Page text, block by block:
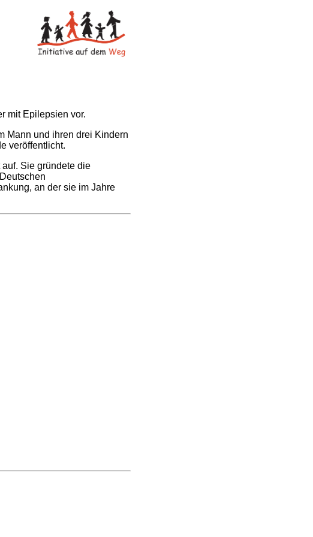
mit Epilepsien vor.
Mann und ihren drei Kindern
veröffentlicht.
Sie gründete die
an der sie im Jahre